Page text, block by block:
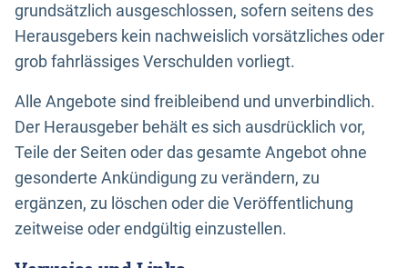
grundsätzlich ausgeschlossen, sofern seitens des
Herausgebers kein nachweislich vorsätzliches oder
grob fahrlässiges Verschulden vorliegt.
Alle Angebote sind freibleibend und unverbindlich.
Der Herausgeber behält es sich ausdrücklich vor,
Teile der Seiten oder das gesamte Angebot ohne
gesonderte Ankündigung zu verändern, zu
ergänzen, zu löschen oder die Veröffentlichung
zeitweise oder endgültig einzustellen.